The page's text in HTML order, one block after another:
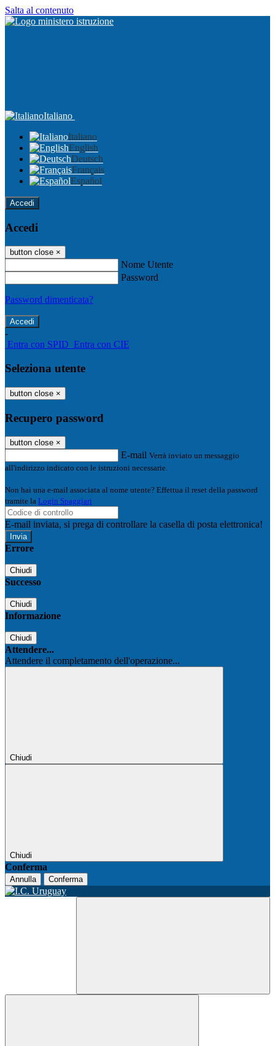
Salta al contenuto
Italiano
Italiano
English
Deutsch
Français
Español
Accedi
Accedi
button close ×
Nome Utente
Password
Password dimenticata?
-
Entra con SPID Entra con CIE
Seleziona utente
button close ×
Recupero password
button close ×
E-mail Verrà inviato un messaggio
all'indirizzo indicato con le istruzioni necessarie.
Non hai una e-mail associata al nome utente? Effettua il reset della password
tramite la Login Spaggiari
E-mail inviata, si prega di controllare la casella di posta elettronica!
Errore
Chiudi
Successo
Chiudi
Informazione
Chiudi
Attendere...
Attendere il completamento dell'operazione...
Chiudi
Chiudi
Conferma
Annulla Conferma